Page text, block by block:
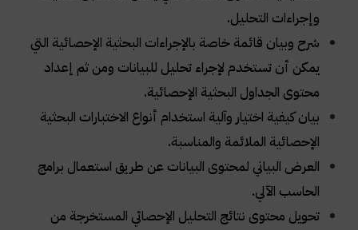
وإجراءات التحليل.
شرح وبيان قائمة خاصة بالإجراءات البحثية الإحصائية التي
يمكن أن تستخدم لإجراء تحليل للبيانات ومن ثم إعداد
محتوى الجداول البحثية الإحصائية.
بيان كيفية اختيار وآلية استخدام أنواع الاختبارات البحثية
الإحصائية الملائمة والمناسبة.
العرض البياني لمحتوى البيانات عن طريق استعمال برامج
الحاسب الآلي.
تحويل محتوى نتائج التحليل الإحصائي المستخرجة من